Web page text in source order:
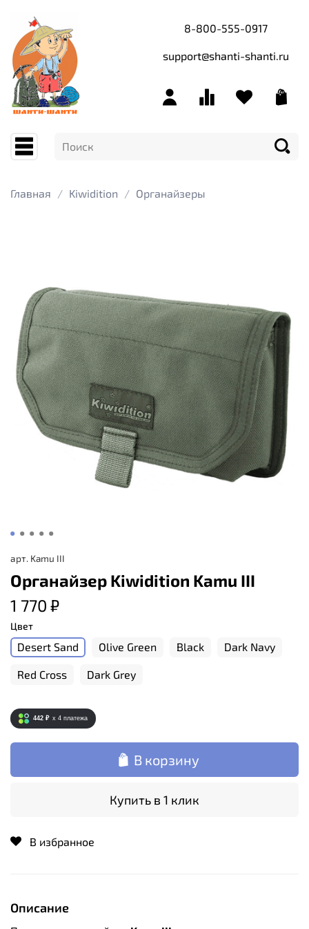
8-800-555-0917
support@shanti-shanti.ru
Главная Kiwidition Органайзеры
арт. Kamu III
Органайзер Kiwidition Kamu III
1 770 ₽
Цвет
Desert Sand Olive Green Black Dark Navy
Red Cross Dark Grey
442 ₽ x 4 платежа
В корзину
Купить в 1 клик
В избранное
Описание